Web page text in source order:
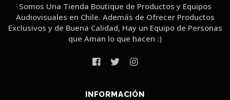
Somos Una Tienda Boutique de Productos y Equipos
Audiovisuales en Chile. Además de Ofrecer Productos
Exclusivos y de Buena Calidad, Hay un Equipo de Personas
que Aman lo que hacen :)
INFORMACIÓN